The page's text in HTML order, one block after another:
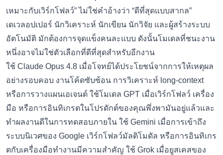
เหมาะกับเวิร์กโฟลว์” ไม่ใช่คำอ้างว่า “ดีที่สุดแบบสากล”
เดเวลอปเปอร์ นักวิเคราะห์ นักเขียน นักวิจัย และผู้สร้างระบบ
อัตโนมัติ มักต้องการจุดแข็งคนละแบบ ดังนั้นโมเดลที่ชนะงาน
หนึ่งอาจไม่ใช่ตัวเลือกที่ดีที่สุดสำหรับอีกงาน
ใช้ Claude Opus 4.8 เมื่อโจทย์ได้ประโยชน์จากการให้เหตุผล
อย่างรอบคอบ งานโค้ดซับซ้อน การวิเคราะห์ long-context
หรือการวางแผนเอเจนต์ ใช้โมเดล GPT เมื่อเวิร์กโฟลว์ เครื่อง
มือ หรือการอินทิเกรตในโปรดักต์ของคุณพึ่งพามันอยู่แล้วและ
ทำผลงานดีในการทดสอบภายใน ใช้ Gemini เมื่อการเข้าถึง
ระบบนิเวศของ Google เวิร์กโฟลว์มัลติโมดัล หรือการอินทิเกร
ตกับเครื่องมือทำงานมีความสำคัญ ใช้ Grok เมื่อยูสเคสของ